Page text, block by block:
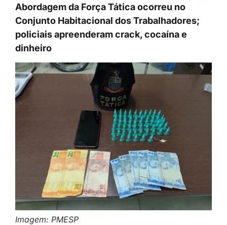
Abordagem da Força Tática ocorreu no
Conjunto Habitacional dos Trabalhadores;
policiais apreenderam crack, cocaína e
dinheiro
Imagem: PMESP